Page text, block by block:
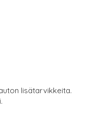
lisätarvikkeita.